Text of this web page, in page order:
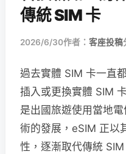
傳統 SIM 卡
2026/6/30作者： 客座投稿
過去實體 SIM 卡一直
插入或更換實體 SIM
是出國旅遊使用當地
術的發展，eSIM 正以
性，逐漸取代傳統